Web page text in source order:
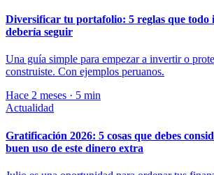
Diversificar tu portafolio: 5 reglas que todo
debería seguir
Una guía simple para empezar a invertir o
construiste. Con ejemplos peruanos.
Hace 2 meses · 5 min
Actualidad
Gratificación 2026: 5 cosas que debes
buen uso de este dinero extra